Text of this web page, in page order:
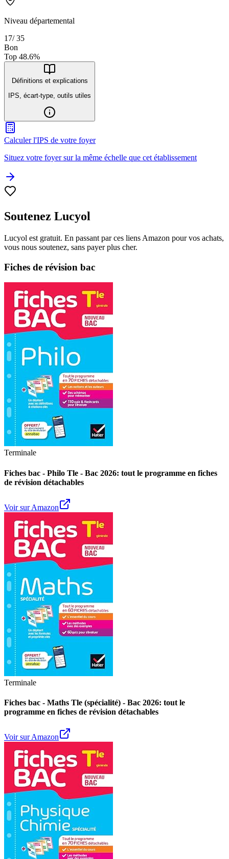
Niveau départemental
17/35
Bon
Top 48.6%
Définitions et explications
IPS, écart-type, outils utiles
Calculer l'IPS de votre foyer
Situez votre foyer sur la même échelle que cet établissement
Soutenez Lucyol
Lucyol est gratuit. En passant par ces liens Amazon pour vos achats,
vous nous soutenez, sans payer plus cher.
Fiches de révision bac
Terminale
Fiches bac - Philo Tle - Bac 2026: tout le programme en fiches
de révision détachables
Voir sur Amazon
Terminale
Fiches bac - Maths Tle (spécialité) - Bac 2026: tout le
programme en fiches de révision détachables
Voir sur Amazon